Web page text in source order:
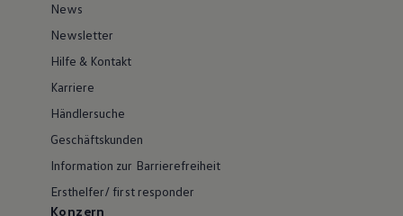
News
Newsletter
Hilfe & Kontakt
Karriere
Händlersuche
Geschäftskunden
Information zur Barrierefreiheit
Ersthelfer/ first responder
Konzern